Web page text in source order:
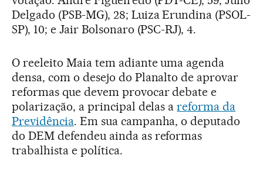
Delgado (PSB-MG), 28; Luiza Erundina (PSOL-
SP), 10; e Jair Bolsonaro (PSC-RJ), 4.
O reeleito Maia tem adiante uma agenda
densa, com o desejo do Planalto de aprovar
reformas que devem provocar debate e
polarização, a principal delas areforma da
Previdência. Em sua campanha, o deputado
do DEM defendeu ainda as reformas
trabalhista e política.